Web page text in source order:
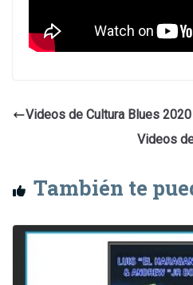
Videos de Cultura Blues
Videos
También te